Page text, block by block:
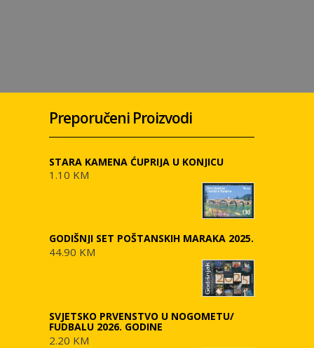
Preporučeni Proizvodi
STARA KAMENA ĆUPRIJA U KONJICU
1.10 KM
GODIŠNJI SET POŠTANSKIH MARAKA 2025.
44.90 KM
SVJETSKO PRVENSTVO U NOGOMETU/
FUDBALU 2026. GODINE
2.20 KM